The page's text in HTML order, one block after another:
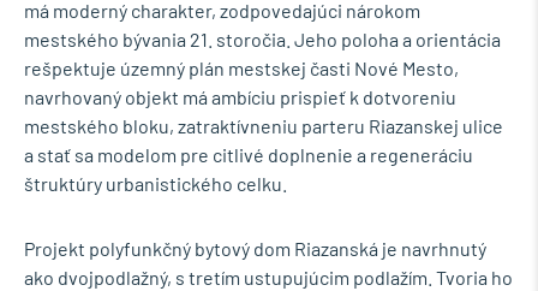
má moderný charakter, zodpovedajúci nárokom
mestského bývania 21. storočia. Jeho poloha a orientácia
rešpektuje územný plán mestskej časti Nové Mesto,
navrhovaný objekt má ambíciu prispieť k dotvoreniu
mestského bloku, zatraktívneniu parteru Riazanskej ulice
a stať sa modelom pre citlivé doplnenie a regeneráciu
štruktúry urbanistického celku.
Projekt polyfunkčný bytový dom Riazanská je navrhnutý
ako dvojpodlažný, s tretím ustupujúcim podlažím. Tvoria ho